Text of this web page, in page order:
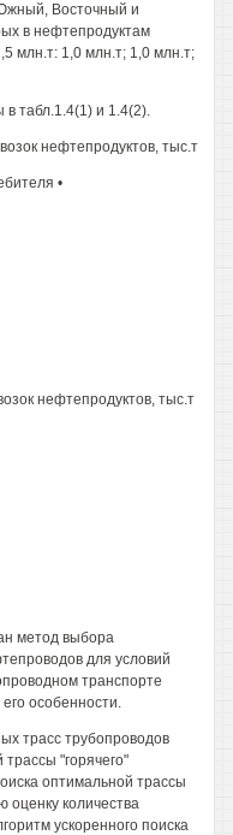
Восточный и
в нефтепродуктам
млн.т: 1,0 млн.т; 1,0 млн.т;
табл.1.4(1) и 1.4(2).
нефтепродуктов, тыс.т
•
нефтепродуктов, тыс.т
метод выбора
для условий
транспорте
особенности.
трасс трубопроводов
"горячего"
оптимальной трассы
оценку количества
ускоренного поиска